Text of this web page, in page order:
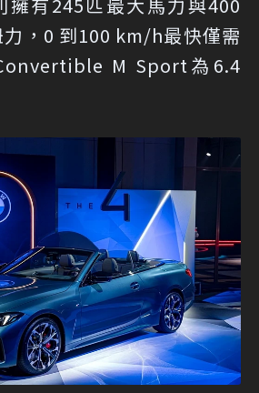
，0 到100 km/h最快僅需
M Sport為6.4